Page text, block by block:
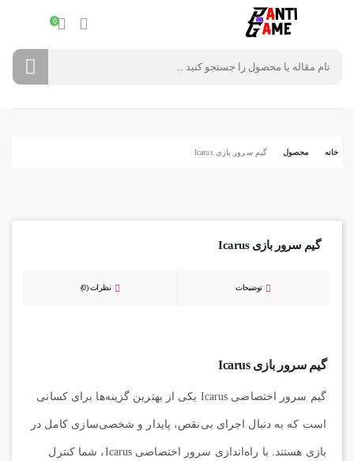
0
خانه محصول گیم سرور بازی Icarus
گیم سرور بازی Icarus
توضیحات نظرات (0)
گیم سرور بازی Icarus
گیم سرور اختصاصی Icarus یکی از بهترین گزینه‌ها برای کسانی
است که به دنبال اجرای بی‌نقص، پایدار و شخصی‌سازی کامل در
بازی هستند. با راه‌اندازی سرور اختصاصی Icarus، شما کنترل